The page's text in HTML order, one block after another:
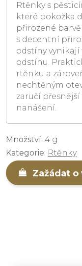
Rtěnky s
které pokožka
přirozené
s decentní
odstíny
odstínu.
rtěnku a
nechtěným
zaručí
nanášení.
Množství: 4 g
Kategorie: Rtěnky
Zažádat